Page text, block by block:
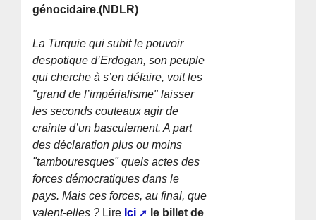
génocidaire.(NDLR)
La Turquie qui subit le pouvoir
despotique d’Erdogan, son peuple
qui cherche à s’en défaire, voit les
"grand de l’impérialisme" laisser
les seconds couteaux agir de
crainte d’un basculement. A part
des déclaration plus ou moins
"tambouresques" quels actes des
forces démocratiques dans le
pays. Mais ces forces, au final, que
valent-elles ? Lire Ici
le billet de